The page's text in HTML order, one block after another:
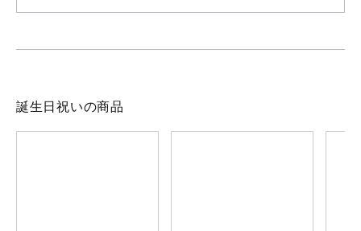
誕生日祝いの商品